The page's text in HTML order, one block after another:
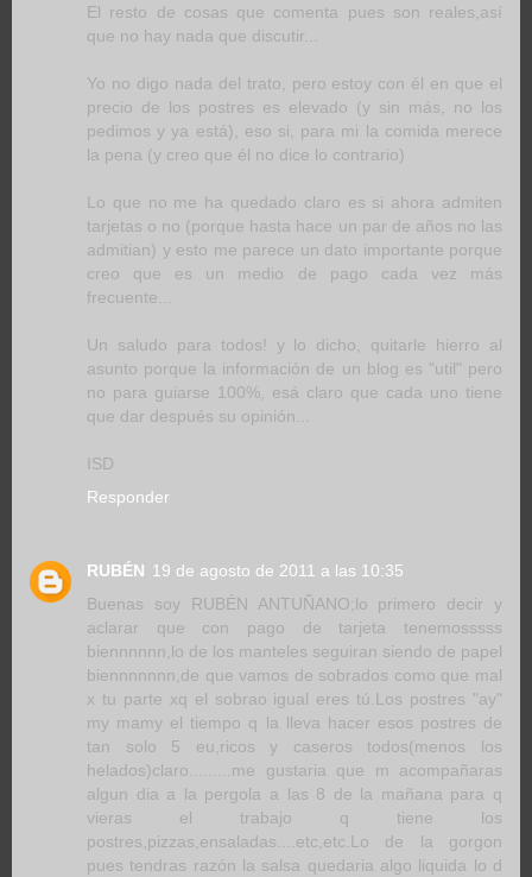
El resto de cosas que comenta pues son reales,así
que no hay nada que discutir...
Yo no digo nada del trato, pero estoy con él en que el
precio de los postres es elevado (y sin más, no los
pedimos y ya está), eso si, para mi la comida merece
la pena (y creo que él no dice lo contrario)
Lo que no me ha quedado claro es si ahora admiten
tarjetas o no (porque hasta hace un par de años no las
admitian) y esto me parece un dato importante porque
creo que es un medio de pago cada vez más
frecuente...
Un saludo para todos! y lo dicho, quitarle hierro al
asunto porque la información de un blog es "util" pero
no para guiarse 100%, esá claro que cada uno tiene
que dar después su opinión...
ISD
Responder
RUBÉN 19 de agosto de 2011 a las 10:35
Buenas soy RUBÉN ANTUÑANO;lo primero decir y
aclarar que con pago de tarjeta tenemosssss
biennnnnn,lo de los manteles seguiran siendo de papel
biennnnnnn,de que vamos de sobrados como que mal
x tu parte xq el sobrao igual eres tú.Los postres "ay"
my mamy el tiempo q la lleva hacer esos postres de
tan solo 5 eu,ricos y caseros todos(menos los
helados)claro.........me gustaria que m acompañaras
algun dia a la pergola a las 8 de la mañana para q
vieras el trabajo q tiene los
postres,pizzas,ensaladas....etc,etc.Lo de la gorgon
pues tendras razón la salsa quedaria algo liquida lo d